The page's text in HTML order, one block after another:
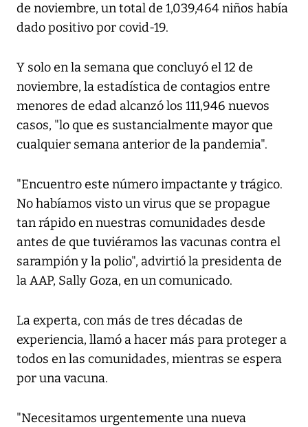
de noviembre, un total de 1,039,464 niños había
dado positivo por covid-19.
Y solo en la semana que concluyó el 12 de
noviembre, la estadística de contagios entre
menores de edad alcanzó los 111,946 nuevos
casos, "lo que es sustancialmente mayor que
cualquier semana anterior de la pandemia".
"Encuentro este número impactante y trágico.
No habíamos visto un virus que se propague
tan rápido en nuestras comunidades desde
antes de que tuviéramos las vacunas contra el
sarampión y la polio", advirtió la presidenta de
la AAP, Sally Goza, en un comunicado.
La experta, con más de tres décadas de
experiencia, llamó a hacer más para proteger a
todos en las comunidades, mientras se espera
por una vacuna.
"Necesitamos urgentemente una nueva